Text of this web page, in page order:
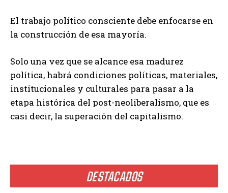
DESTACADOS
El trabajo político consciente debe enfocarse en
la construcción de esa mayoría.
Solo una vez que se alcance esa madurez
política, habrá condiciones políticas, materiales,
institucionales y culturales para pasar a la
etapa histórica del post-neoliberalismo, que es
casi decir, la superación del capitalismo.